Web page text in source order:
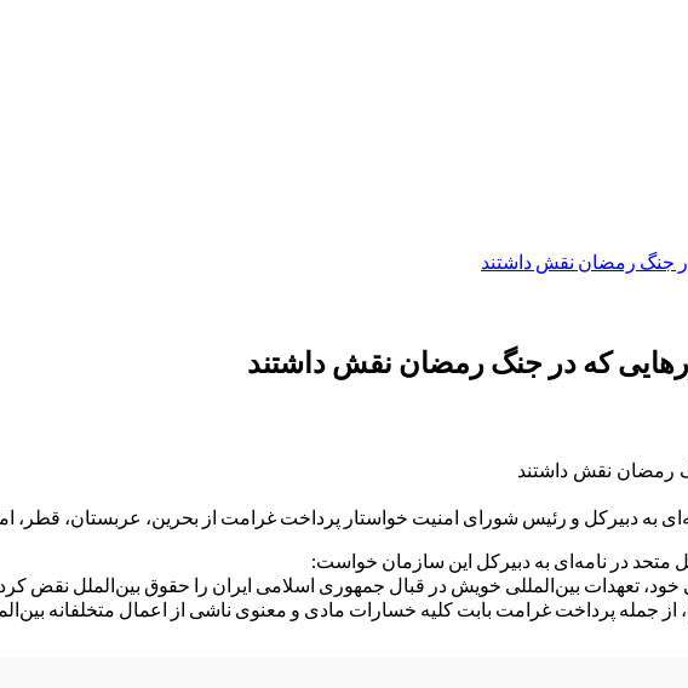
جنگ رمضان نقش داشتند
که در جنگ رمضان نقش داشتند
رمضان نقش داشتند
به دبیرکل و رئیس شورای امنیت خواستار پرداخت غرامت از بحرین، عربستان، قطر،
متحد در نامه‌ای به دبیرکل این سازمان خواست:
خود، تعهدات بین‌المللی خویش در قبال جمهوری اسلامی ایران را حقوق بین‌الملل نقض
جمله پرداخت غرامت بابت کلیه خسارات مادی و معنوی ناشی از اعمال متخلفانه